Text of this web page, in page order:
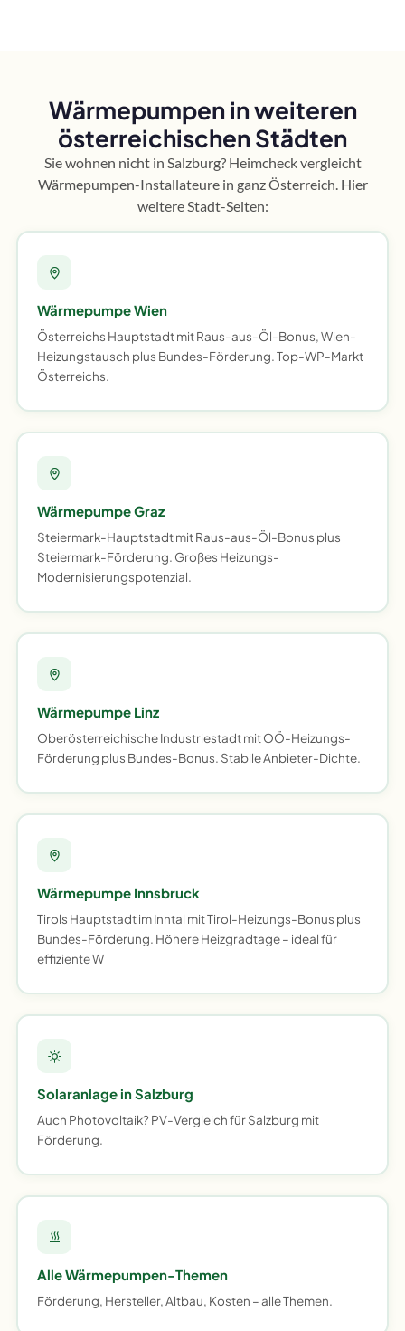
Wärmepumpen in weiteren
österreichischen Städten
Sie wohnen nicht in Salzburg? Heimcheck vergleicht
Wärmepumpen-Installateure in ganz Österreich. Hier
weitere Stadt-Seiten:
Wärmepumpe Wien
Österreichs Hauptstadt mit Raus-aus-Öl-Bonus, Wien-
Heizungstausch plus Bundes-Förderung. Top-WP-Markt
Österreichs.
Wärmepumpe Graz
Steiermark-Hauptstadt mit Raus-aus-Öl-Bonus plus
Steiermark-Förderung. Großes Heizungs-
Modernisierungspotenzial.
Wärmepumpe Linz
Oberösterreichische Industriestadt mit OÖ-Heizungs-
Förderung plus Bundes-Bonus. Stabile Anbieter-Dichte.
Wärmepumpe Innsbruck
Tirols Hauptstadt im Inntal mit Tirol-Heizungs-Bonus plus
Bundes-Förderung. Höhere Heizgradtage – ideal für
effiziente W
Solaranlage in Salzburg
Auch Photovoltaik? PV-Vergleich für Salzburg mit
Förderung.
Alle Wärmepumpen-Themen
Förderung, Hersteller, Altbau, Kosten – alle Themen.